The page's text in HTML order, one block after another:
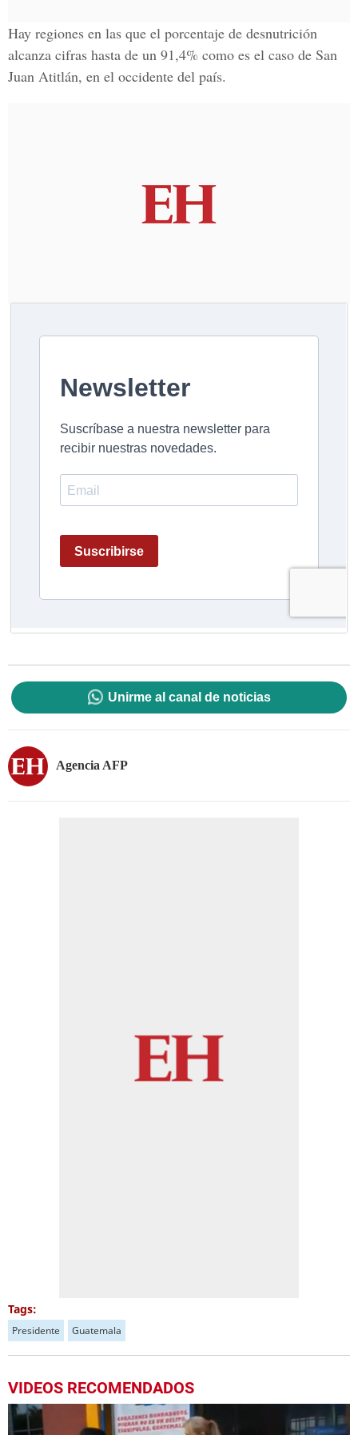
Hay regiones en las que el porcentaje de desnutrición
alcanza cifras hasta de un 91,4% como es el caso de San
Juan Atitlán, en el occidente del país.
Unirme al canal de noticias
Agencia AFP
Tags:
Presidente Guatemala
VIDEOS RECOMENDADOS